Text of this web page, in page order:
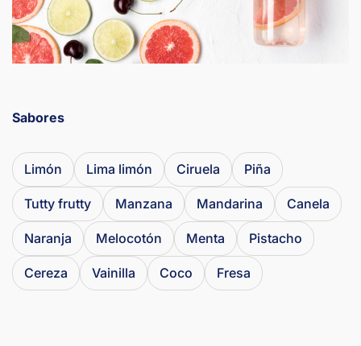
Sabores
Limón Lima limón Ciruela Piña
Tutty frutty Manzana Mandarina Canela
Naranja Melocotón Menta Pistacho
Cereza Vainilla Coco Fresa